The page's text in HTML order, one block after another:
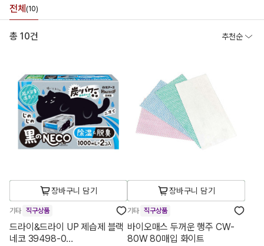
전체 (10)
총 10건 추천순
장바구니 담기
기타 직구상품
드라이&드라이 UP 제습제 블랙
네코 39498-0
장바구니 담기
기타 직구상품
바이오매스 두꺼운 행주 CW-
80W 80매입 화이트